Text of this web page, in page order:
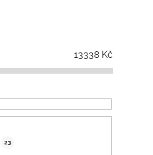
13338 Kč
23